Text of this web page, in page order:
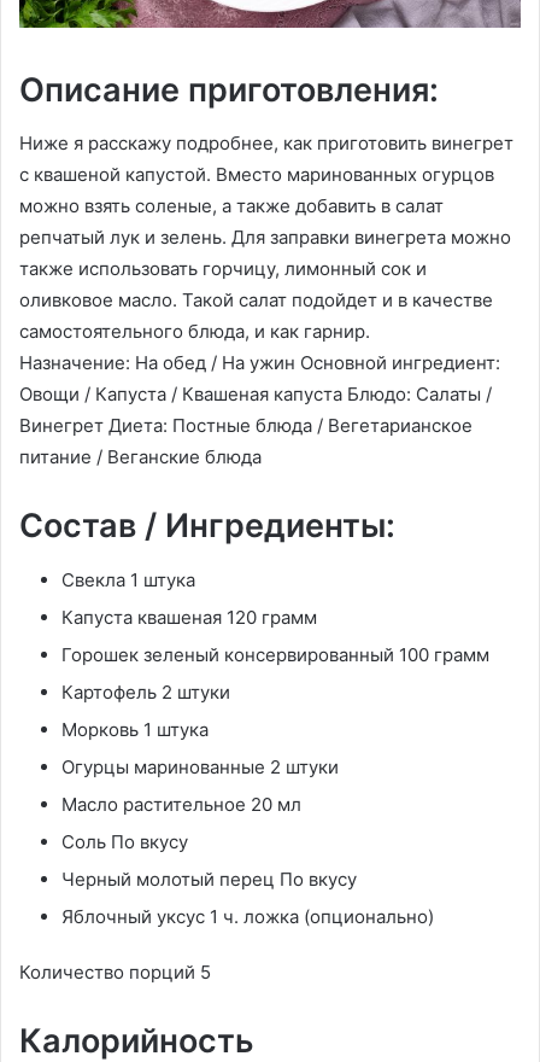
Описание приготовления:
Ниже я расскажу подробнее, как приготовить винегрет
с квашеной капустой. Вместо маринованных огурцов
можно взять соленые, а также добавить в салат
репчатый лук и зелень. Для заправки винегрета можно
также использовать горчицу, лимонный сок и
оливковое масло. Такой салат подойдет и в качестве
самостоятельного блюда, и как гарнир.
Назначение: На обед / На ужин Основной ингредиент:
Овощи / Капуста / Квашеная капуста Блюдо: Салаты /
Винегрет Диета: Постные блюда / Вегетарианское
питание / Веганские блюда
Состав / Ингредиенты:
Свекла 1 штука
Капуста квашеная 120 грамм
Горошек зеленый консервированный 100 грамм
Картофель 2 штуки
Морковь 1 штука
Огурцы маринованные 2 штуки
Масло растительное 20 мл
Соль По вкусу
Черный молотый перец По вкусу
Яблочный уксус 1 ч. ложка (опционально)
Количество порций 5
Калорийность